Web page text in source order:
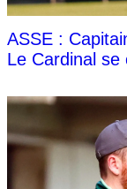
ASSE :
Le Cardinal se